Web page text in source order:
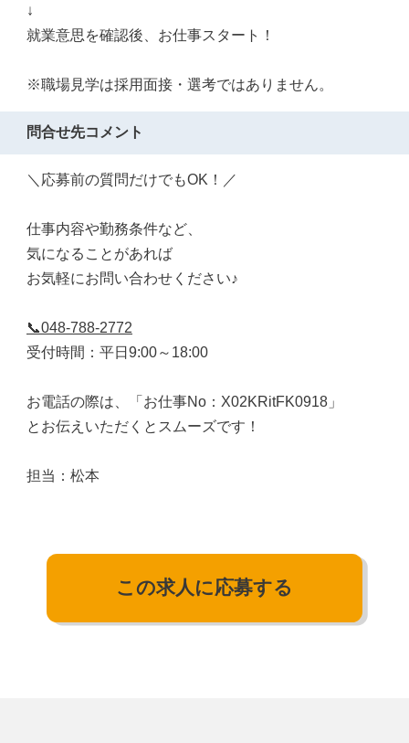
↓
就業意思を確認後、お仕事スタート！
※職場見学は採用面接・選考ではありません。
問合せ先コメント
＼応募前の質問だけでもOK！／
仕事内容や勤務条件など、
気になることがあれば
お気軽にお問い合わせください♪
📞048-788-2772
受付時間：平日9:00～18:00
お電話の際は、「お仕事No：X02KRitFK0918」
とお伝えいただくとスムーズです！
担当：松本
この求人に応募する